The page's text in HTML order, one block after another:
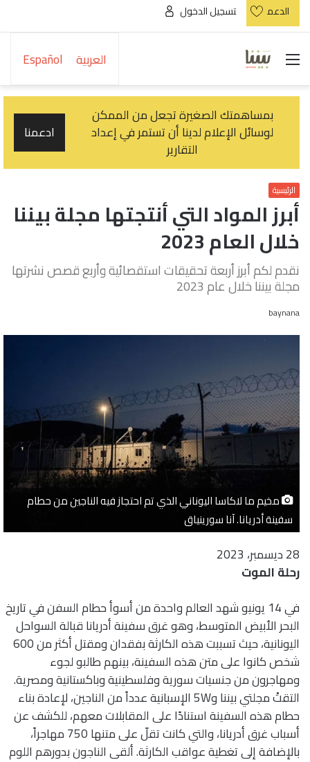
الدعم تسجيل الدخول
العربية Español القائمة
بمساهمتك الصغيرة تجعل من الممكن
لوسائل الإعلام لدينا أن تستمر في إعداد
التقارير
ادعمنا
الرئيسية
أبرز المواد التي أنتجتها مجلة بيننا
خلال العام 2023
نقدم لكم أبرز أربعة تحقيقات استقصائية وأربع قصص نشرتها
مجلة بيننا خلال عام 2023
baynana
مخيم ما لاكاسا اليوناني الذي تم احتجاز فيه الناجين من حطام
سفينة أدريانا. آنا سورينياق
28 ديسمبر، 2023
رحلة الموت
في 14 يونيو شهد العالم واحدة من أسوأ حطام السفن في تاريخ
البحر الأبيض المتوسط، وهو غرق سفينة أدريانا قبالة السواحل
اليونانية، حيث تسببت هذه الكارثة بفقدان ومقتل أكثر من 600
شخص كانوا على متن هذه السفينة، بينهم طالبو لجوء
ومهاجرون من جنسيات سورية وفلسطينية وباكستانية ومصرية.
التقتْ مجلتي بيننا و5W الإسبانية عدداً من الناجين، لإعادة بناء
حطام هذه السفينة استنادًا على المقابلات معهم، للكشف عن
أسباب غرق أدريانا، والتي كانت تقلّ على متنها 750 مهاجراً،
بالإضافة إلى تغطية عواقب الكارثة. ألقى الناجون بدورهم اللوم